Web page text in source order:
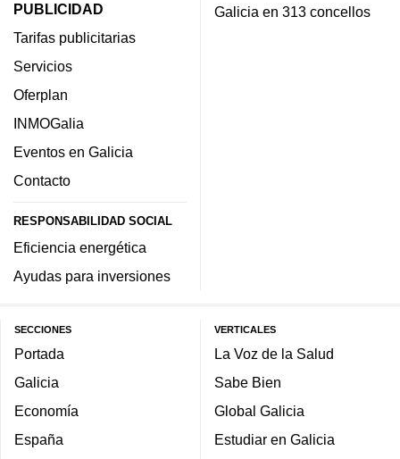
PUBLICIDAD
Tarifas publicitarias
Servicios
Oferplan
INMOGalia
Eventos en Galicia
Contacto
RESPONSABILIDAD SOCIAL
Eficiencia energética
Ayudas para inversiones
Galicia en 313 concellos
SECCIONES
Portada
Galicia
Economía
España
VERTICALES
La Voz de la Salud
Sabe Bien
Global Galicia
Estudiar en Galicia